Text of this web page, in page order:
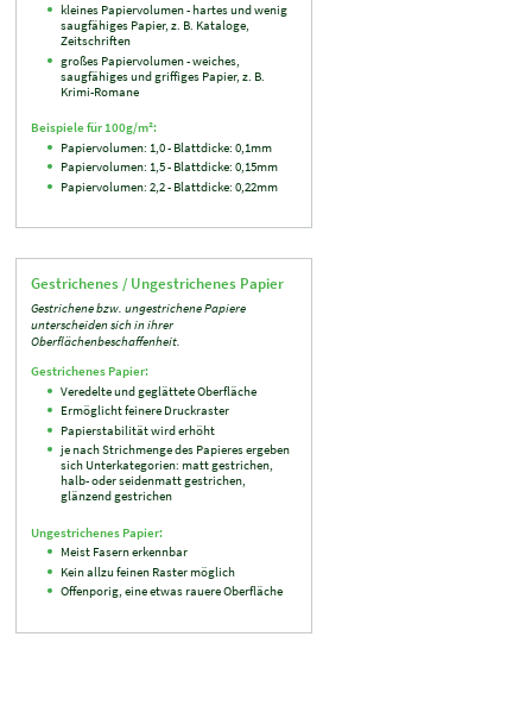
kleines Papiervolumen - hartes und wenig
saugfähiges Papier, z. B. Kataloge,
Zeitschriften
großes Papiervolumen - weiches,
saugfähiges und griffiges Papier, z. B.
Krimi-Romane
Beispiele für 100g/m²:
Papiervolumen: 1,0 - Blattdicke: 0,1mm
Papiervolumen: 1,5 - Blattdicke: 0,15mm
Papiervolumen: 2,2 - Blattdicke: 0,22mm
Gestrichenes / Ungestrichenes Papier
Gestrichene bzw. ungestrichene Papiere
unterscheiden sich in ihrer
Oberflächenbeschaffenheit.
Gestrichenes Papier:
Veredelte und geglättete Oberfläche
Ermöglicht feinere Druckraster
Papierstabilität wird erhöht
je nach Strichmenge des Papieres ergeben
sich Unterkategorien: matt gestrichen,
halb- oder seidenmatt gestrichen,
glänzend gestrichen
Ungestrichenes Papier:
Meist Fasern erkennbar
Kein allzu feinen Raster möglich
Offenporig, eine etwas rauere Oberfläche